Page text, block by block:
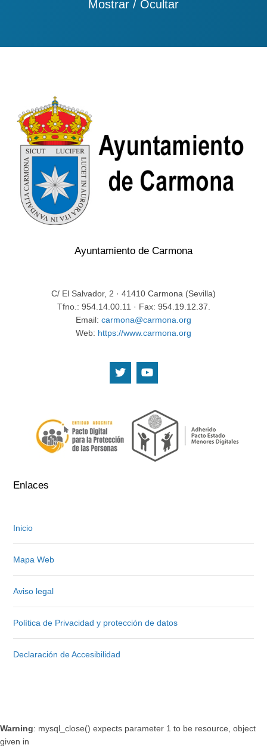
Mostrar / Ocultar
Ayuntamiento de Carmona
C/ El Salvador, 2 · 41410 Carmona (Sevilla)
Tfno.: 954.14.00.11 · Fax: 954.19.12.37.
Email: carmona@carmona.org
Web: https://www.carmona.org
Enlaces
Inicio
Mapa Web
Aviso legal
Política de Privacidad y protección de datos
Declaración de Accesibilidad
Warning: mysql_close() expects parameter 1 to be resource, object
given in